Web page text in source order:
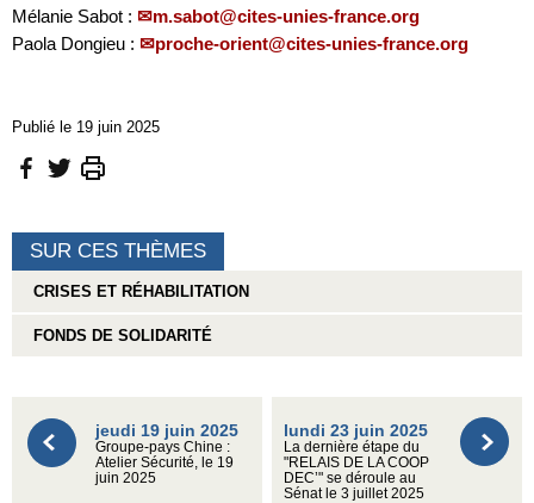
Mélanie Sabot :
m.sabot@cites-unies-france.org
Paola Dongieu :
proche-orient@cites-unies-france.org
Publié le 19 juin 2025
SUR CES THÈMES
CRISES ET RÉHABILITATION
FONDS DE SOLIDARITÉ
jeudi 19 juin 2025
Groupe-pays Chine :
Atelier Sécurité, le 19
juin 2025
lundi 23 juin 2025
La dernière étape du
"RELAIS DE LA COOP
DEC’" se déroule au
Sénat le 3 juillet 2025